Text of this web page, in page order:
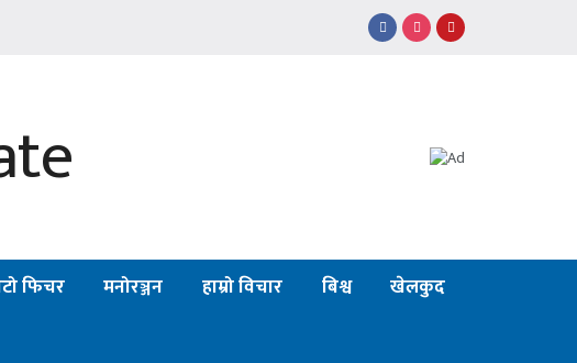
फिचर मनोरञ्जन हाम्रो विचार बिश्व
खेलकुद